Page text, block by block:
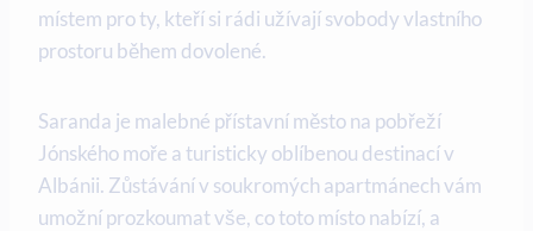
místem pro ty, kteří si rádi užívají svobody vlastního
prostoru během dovolené.
Saranda je malebné přístavní město na pobřeží⁣
Jónského moře a ‌turisticky oblíbenou ⁤destinací v
‌Albánii. Zůstávání v soukromých apartmánech vám
umožní prozkoumat vše, co toto⁣ místo ‌nabízí, a